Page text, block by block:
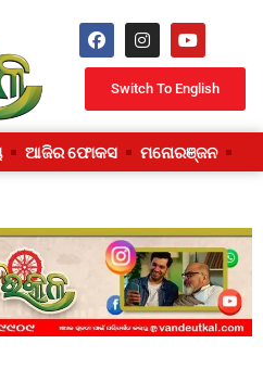
Switch To English
ଆଜିର ଫୋକସ ମନୋରଞ୍ଜନ